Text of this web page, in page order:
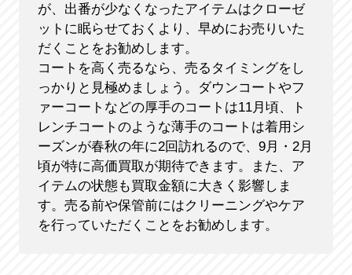
が、出番が少なくなったアイテムはクローゼ
ットに眠らせておくより、早めにお売りいた
だくことをお勧めします。
コートを高く売るなら、売るタイミングをし
っかりと見極めましょう。ダウンコートやフ
ァーコートなどの厚手のコートは11月頃、ト
レンチコートのような薄手のコートは着用シ
ーズンが春秋の年に2回訪れるので、9月・2月
頃が特に高価買取が期待できます。また、ア
イテムの状態も買取金額に大きく影響しま
す。売る前や保管前にはクリーニングやケア
を行っていただくことをお勧めします。